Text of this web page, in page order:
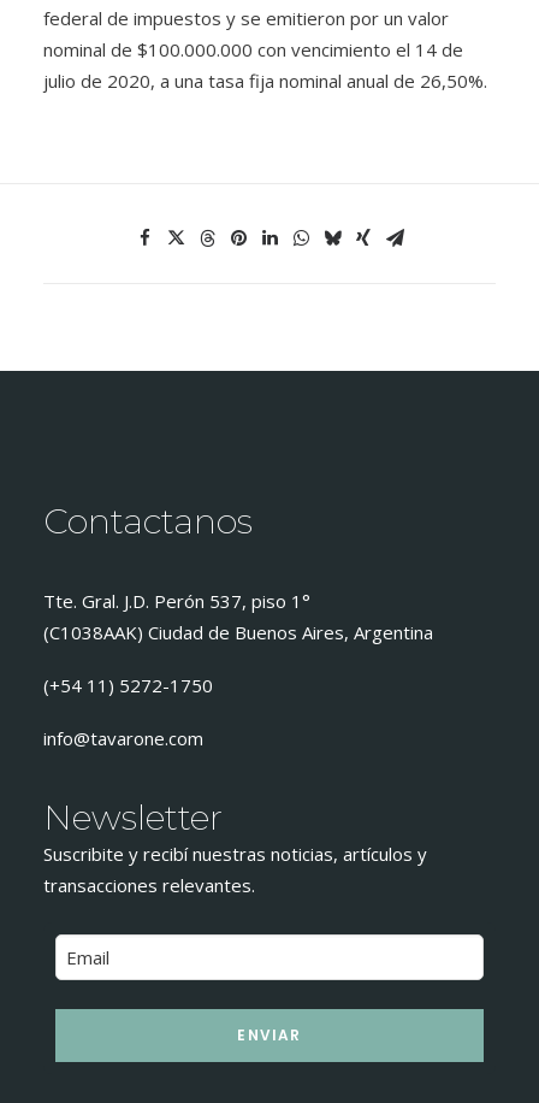
federal de impuestos y se emitieron por un valor
nominal de $100.000.000 con vencimiento el 14 de
julio de 2020, a una tasa fija nominal anual de 26,50%.
Contactanos
Tte. Gral. J.D. Perón 537, piso 1°
(C1038AAK) Ciudad de Buenos Aires, Argentina
(+54 11) 5272-1750
info@tavarone.com
Newsletter
Suscribite y recibí nuestras noticias, artículos y
transacciones relevantes.
ENVIAR